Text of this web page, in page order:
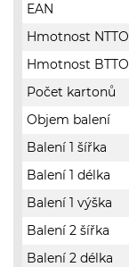
EAN
Hmotnost NTTO
Hmotnost BTTO
Počet kartonů
Objem balení
Balení 1 šířka
Balení 1 délka
Balení 1 výška
Balení 2 šířka
Balení 2 délka